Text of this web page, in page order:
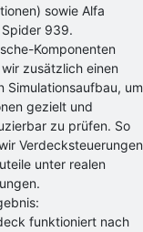
sowie Alfa
Spider 939.
Komponenten
zusätzlich einen
Simulationsaufbau, um
gezielt und
zu prüfen. So
Verdecksteuerungen
unter realen
funktioniert nach